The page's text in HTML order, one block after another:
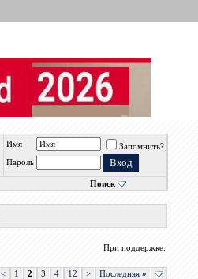
Имя
Запомнить?
Пароль
Поиск
При поддержке:
< 1 2 3 4 12 > Последняя»